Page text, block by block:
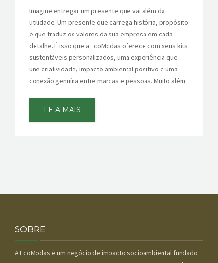
Imagine entregar um presente que vai além da
utilidade. Um presente que carrega história, propósito
e que traduz os valores da sua empresa em cada
detalhe. É isso que a EcoModas oferece com seus kits
sustentáveis personalizados, uma experiência que
une criatividade, impacto ambiental positivo e uma
conexão genuína entre marcas e pessoas. Muito além
LEIA MAIS
SOBRE
A EcoModas é um negócio de impacto socioambiental fundado